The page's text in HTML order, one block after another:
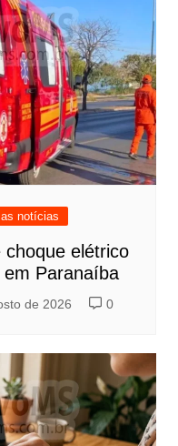
notícias
elétrico
Paranaíba
de 2026 0